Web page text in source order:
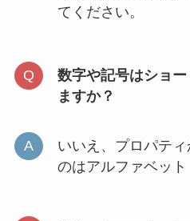
てください。
数字や記号はショ
ますか？
いいえ、プロパテ
のはアルファベット